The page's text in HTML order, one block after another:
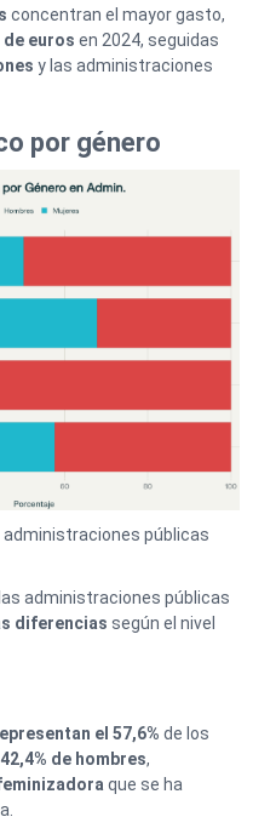
concentran el mayor gasto,
de euros en 2024, seguidas
y las administraciones
por género
administraciones públicas
administraciones públicas
diferencias según el nivel
el 57,6% de los
42,4% de hombres,
que se ha